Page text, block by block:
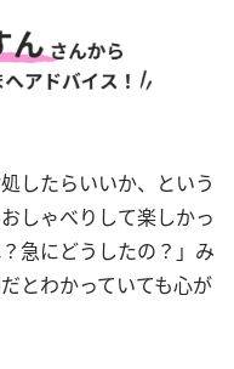
したらいいか、という
しゃべりして楽しかっ
急にどうしたの？」み
とわかっていても心が